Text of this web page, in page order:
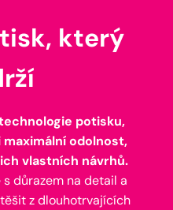
který
potisku,
odolnost,
vlastních návrhů.
důrazem na detail a
z dlouhotrvajících